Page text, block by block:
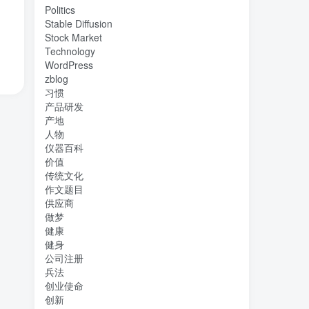
Politics
Stable Diffusion
Stock Market
Technology
WordPress
zblog
习惯
产品研发
产地
人物
仪器百科
价值
传统文化
作文题目
供应商
做梦
健康
健身
公司注册
兵法
创业使命
创新